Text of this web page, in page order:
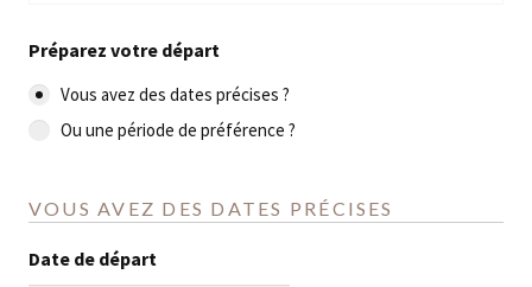
Préparez votre départ
Vous avez des dates précises ?
Ou une période de préférence ?
VOUS AVEZ DES DATES PRÉCISES
Date de départ